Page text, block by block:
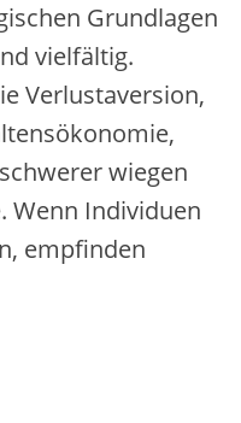
Grundlagen
vielfältig.
Verlustaversion,
wiegen
W‬enn Individuen
empfinden